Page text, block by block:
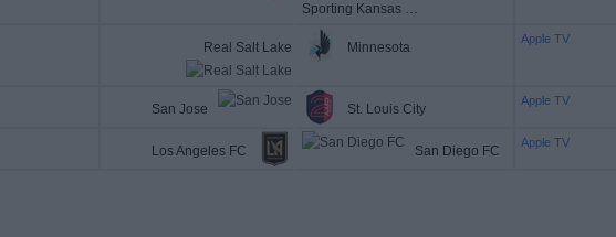
Sporting Kansas City
Real Salt Lake Minnesota
Apple TV
San Jose St. Louis City
Apple TV
Los Angeles FC San Diego FC
Apple TV